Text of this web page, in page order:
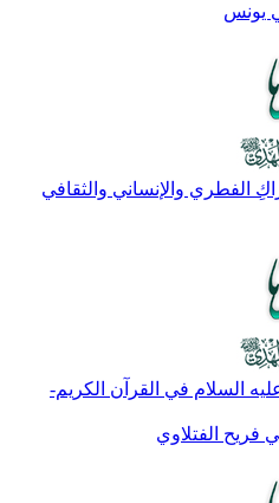
يونس
الفطري والإنساني والثقافي
السلام في القرآن الكريم-
فريح الفتلاوي